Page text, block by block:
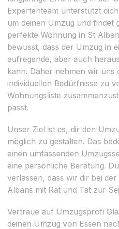
Expertenteam unterstützt
um deinen Umzug und findet
perfekte Wohnung in St
bewusst, dass der Umzug in
aufregende, aber auch
kann. Daher nehmen wir uns
individuellen Bedürfnisse zu
Wohnungsliste
passt.
Unser Ziel ist es, dir den
möglich zu gestalten. Das
einen umfassenden
eine persönliche Beratung.
verlassen, dass wir dir bei
Albans mit Rat und Tat zur
Vertraue auf Umzugsprofi
deinen Umzug von Essen